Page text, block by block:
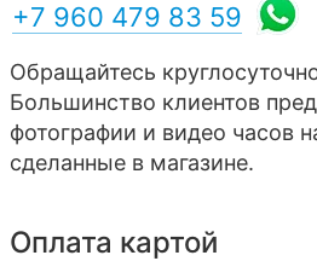
+7 960 479 83 59
Обращайтесь
Большинство клиентов
фотографии и видео часов
сделанные в магазине.
Оплата картой